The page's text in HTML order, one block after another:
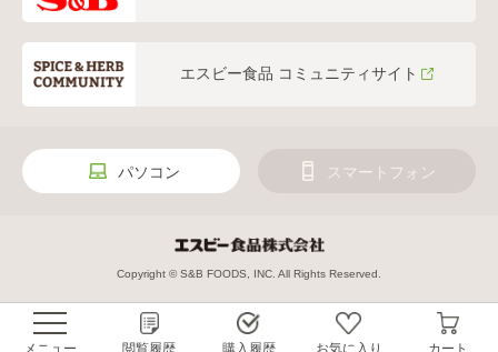
メニュー 閲覧履歴 購入履歴 お気に入り カート
エスビー食品 コミュニティサイト
パソコン スマートフォン
Copyright © S&B FOODS, INC. All Rights Reserved.